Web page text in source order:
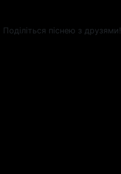
Поділіться піснею з друзями!